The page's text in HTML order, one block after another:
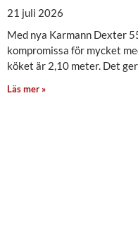
21 juli 2026
Med nya Karmann Dexter
kompromissa för mycket
köket är 2,10 meter. Det ger
Läs mer »